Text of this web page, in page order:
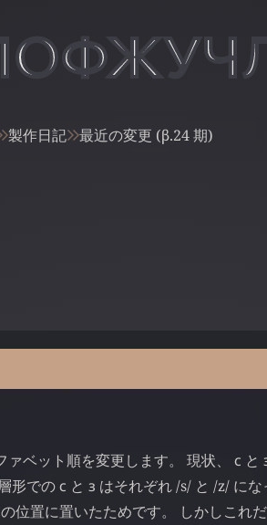
製作日記 最近の変更 (β.24 期)
ァベット順を変更します。 現状、 с と
形でのс と з はそれぞれ /s/ と /z/ に
の位置に置いたためです。 しかしこれ